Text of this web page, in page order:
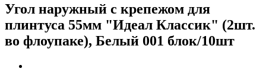
Угол наружный с крепежом для
плинтуса 55мм "Идеал Классик" (2шт.
во флоупаке), Белый 001 блок/10шт